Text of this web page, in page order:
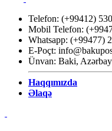
Telefon: (+99412)
Mobil Telefon:
Whatsapp: (+99477)
E-Poçt:
Ünvan: Baki,
Haqqımızda
Əlaqə